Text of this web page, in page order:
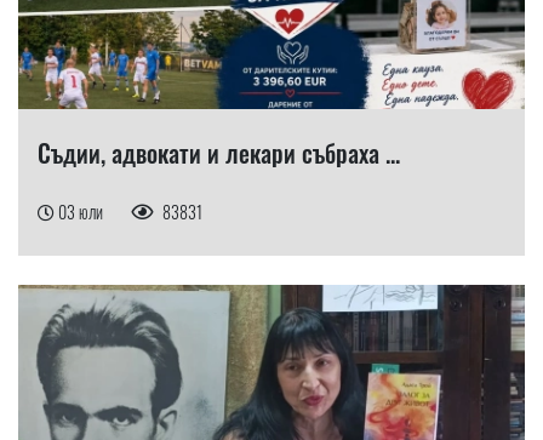
Съдии, адвокати и лекари събраха ...
03 юли 83831